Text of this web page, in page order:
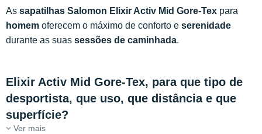
As sapatilhas Salomon Elixir Activ Mid Gore-Tex para
homem oferecem o máximo de conforto e serenidade
durante as suas sessões de caminhada.
Elixir Activ Mid Gore-Tex, para que tipo de
desportista, que uso, que distância e que
superfície?
Ver mais